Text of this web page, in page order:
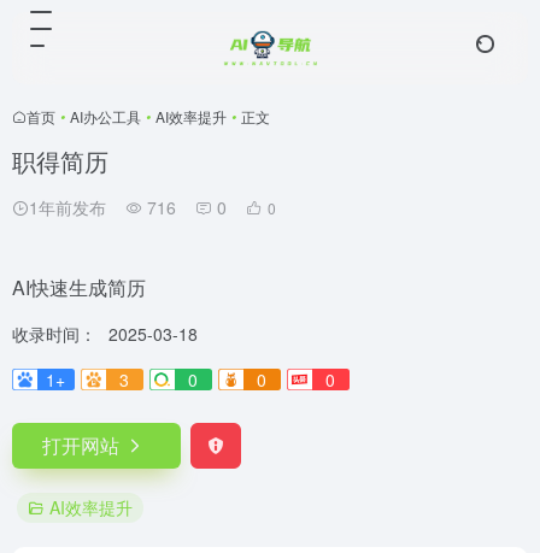
首页 • AI办公工具 • AI效率提升 • 正文
职得简历
1年前发布 716 0 0
AI快速生成简历
收录时间：
2025-03-18
1+
3 0 0 0
打开网站
AI效率提升